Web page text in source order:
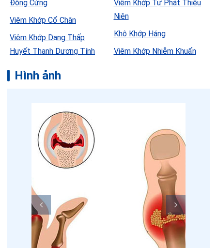
Đông Cứng
Viêm Khớp Cổ Chân
Viêm Khớp Dạng Thấp
Huyết Thanh Dương Tính
Viêm Khớp Tự Phát Thiếu
Niên
Khô Khớp Háng
Viêm Khớp Nhiễm Khuẩn
Hình ảnh